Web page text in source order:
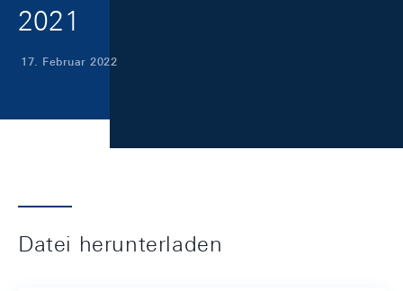
2021
17. Februar 2022
Datei herunterladen